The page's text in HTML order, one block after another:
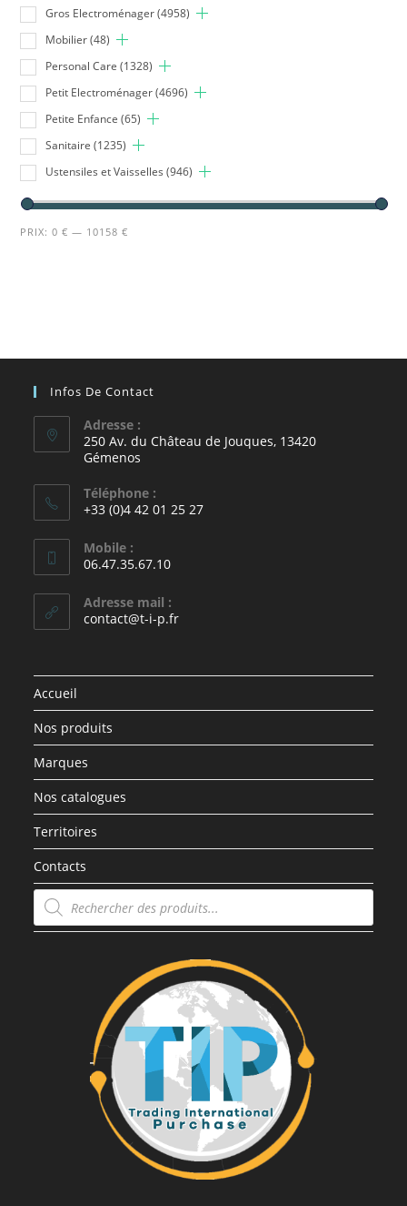
Gros Electroménager (4958)
Mobilier (48)
Personal Care (1328)
Petit Electroménager (4696)
Petite Enfance (65)
Sanitaire (1235)
Ustensiles et Vaisselles (946)
PRIX:0 € — 10158 €
Infos De Contact
Adresse :
250 Av. du Château de Jouques, 13420
Gémenos
Téléphone :
+33 (0)4 42 01 25 27
Mobile :
06.47.35.67.10
Adresse mail :
contact@t-i-p.fr
Accueil
Nos produits
Marques
Nos catalogues
Territoires
Contacts
Recherche
de
produits